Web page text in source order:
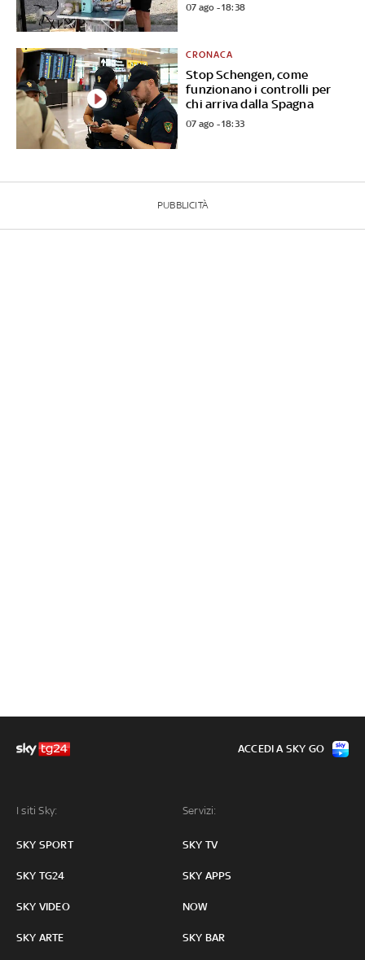
07 ago - 18:38
Stop Schengen, come
funzionano i controlli per
chi arriva dalla Spagna
CRONACA
07 ago - 18:33
PUBBLICITÀ
I siti Sky:
SKY SPORT
SKY TG24
SKY VIDEO
SKY ARTE
Servizi:
SKY TV
SKY APPS
NOW
SKY BAR
ACCEDI A SKY GO